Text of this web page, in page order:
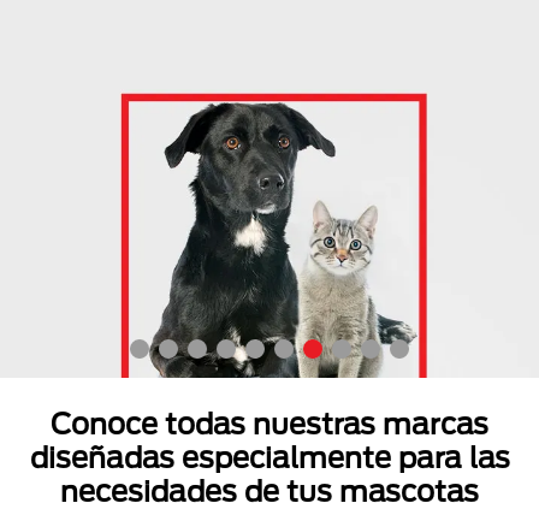
Conoce todas nuestras marcas
diseñadas especialmente para las
necesidades de tus mascotas